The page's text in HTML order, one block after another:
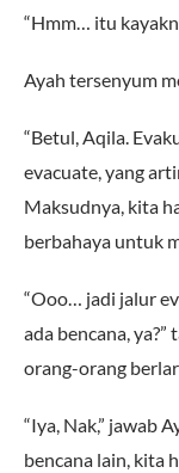
“Hmm… itu
Ayah tersenyum
“Betul, Aqila.
evacuate, yang
Maksudnya, kita
berbahaya untuk
“Ooo… jadi jalur
ada bencana,
orang-orang
“Iya, Nak,” jawab
bencana lain, kita